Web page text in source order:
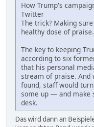
How Trump's
Twitter
The trick? Making
healthy dose of praise.
The key to keeping
according to six
that his personal
stream of praise. And
found, staff would
some up — and make
desk.
Das wird dann an